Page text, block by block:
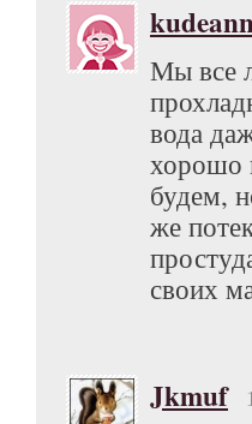
Мы все
вода
хорошо
будем,
же
своих
Jkmuf